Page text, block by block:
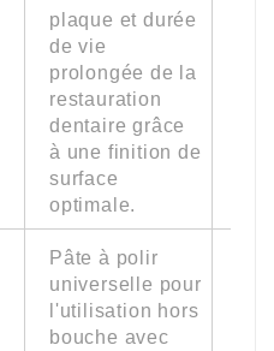
plaque et durée
de vie
prolongée de la
restauration
dentaire grâce
à une finition de
surface
optimale.
Pâte à polir
universelle pour
l'utilisation hors
bouche avec